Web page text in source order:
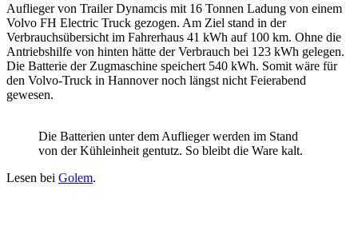
Auflieger von Trailer Dynamcis mit 16 Tonnen Ladung von einem
Volvo FH Electric Truck gezogen. Am Ziel stand in der
Verbrauchsübersicht im Fahrerhaus 41 kWh auf 100 km. Ohne die
Antriebshilfe von hinten hätte der Verbrauch bei 123 kWh gelegen.
Die Batterie der Zugmaschine speichert 540 kWh. Somit wäre für
den Volvo-Truck in Hannover noch längst nicht Feierabend
gewesen.
Die Batterien unter dem Auflieger werden im Stand
von der Kühleinheit gentutz. So bleibt die Ware kalt.
Lesen bei Golem.